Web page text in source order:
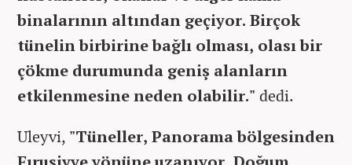
binalarının altından geçiyor. Birçok
tünelin birbirine bağlı olması, olası bir
çökme durumunda geniş alanların
etkilenmesine neden olabilir." dedi.
Uleyvi, "Tüneller, Panorama bölgesinden